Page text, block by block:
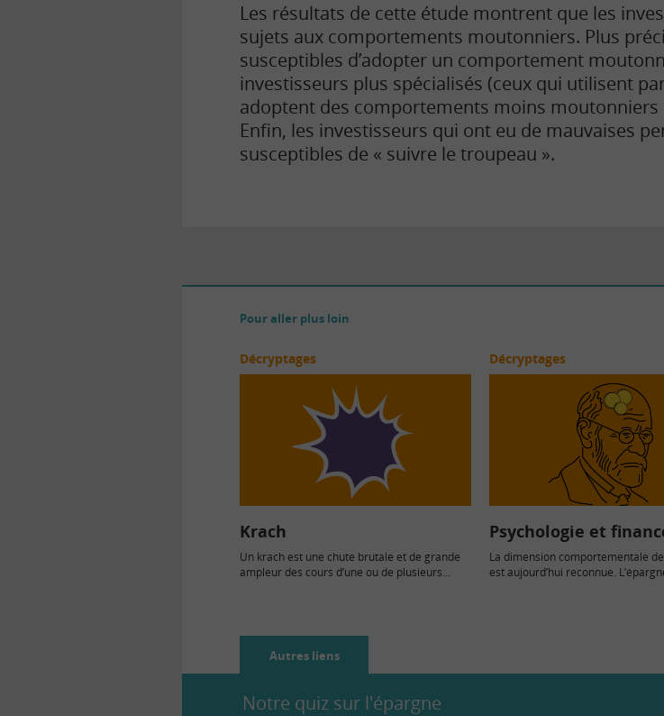
Les résultats de cette étude montrent que les
sujets aux comportements moutonniers. Plus
susceptibles d’adopter un comportement
investisseurs plus spécialisés (ceux qui utilisent
adoptent des comportements moins moutonniers
Enfin, les investisseurs qui ont eu de mauvaises
susceptibles de « suivre le troupeau ».
Pour aller plus loin
Décryptages
Krach
Un krach est une chute brutale et de grande
ampleur des cours d’une ou de plusieurs
Décryptages
Psychologie et
La dimension comportementale de
est aujourd’hui reconnue.
Autres liens
Notre quiz sur l'épargne